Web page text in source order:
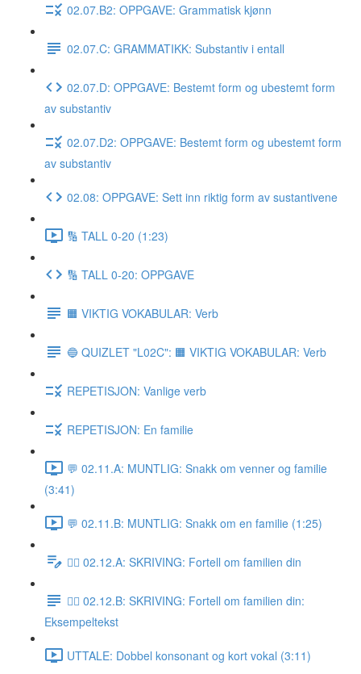
02.07.B2: OPPGAVE: Grammatisk kjønn
02.07.C: GRAMMATIKK: Substantiv i entall
02.07.D: OPPGAVE: Bestemt form og ubestemt form
av substantiv
02.07.D2: OPPGAVE: Bestemt form og ubestemt form
av substantiv
02.08: OPPGAVE: Sett inn riktig form av sustantivene
🔢 TALL 0-20 (1:23)
🔢 TALL 0-20: OPPGAVE
🟧 VIKTIG VOKABULAR: Verb
🔵 QUIZLET "L02C": 🟧 VIKTIG VOKABULAR: Verb
REPETISJON: Vanlige verb
REPETISJON: En familie
💬 02.11.A: MUNTLIG: Snakk om venner og familie
(3:41)
💬 02.11.B: MUNTLIG: Snakk om en familie (1:25)
✍🏼 02.12.A: SKRIVING: Fortell om familien din
✍🏼 02.12.B: SKRIVING: Fortell om familien din:
Eksempeltekst
UTTALE: Dobbel konsonant og kort vokal (3:11)